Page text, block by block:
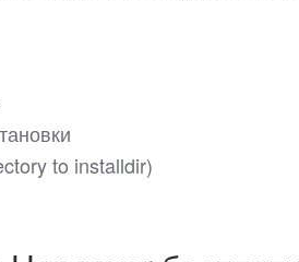
to installdir)